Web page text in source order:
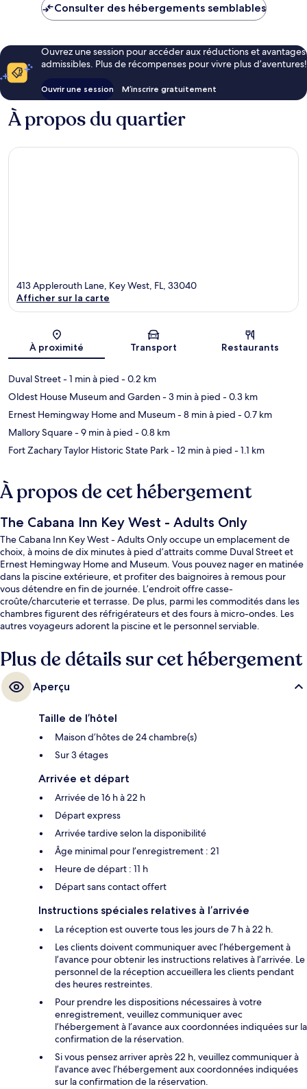
Consulter des hébergements semblables
Ouvrez une session pour accéder aux réductions et avantages
admissibles. Plus de récompenses pour vivre plus d’aventures!
Ouvrir une session M’inscrire gratuitement
À propos du quartier
Carte
413 Applerouth Lane, Key West, FL, 33040
Afficher sur la carte
À proximité Transport Restaurants
Duval Street- 1 min à pied - 0.2 km
Oldest House Museum and Garden- 3 min à pied - 0.3 km
Ernest Hemingway Home and Museum- 8 min à pied - 0.7 km
Mallory Square- 9 min à pied - 0.8 km
Fort Zachary Taylor Historic State Park- 12 min à pied - 1.1 km
À propos de cet hébergement
The Cabana Inn Key West - Adults Only
The Cabana Inn Key West - Adults Only occupe un emplacement de
choix, à moins de dix minutes à pied d’attraits comme Duval Street et
Ernest Hemingway Home and Museum. Vous pouvez nager en matinée
dans la piscine extérieure, et profiter des baignoires à remous pour
vous détendre en fin de journée. L’endroit offre casse-
croûte/charcuterie et terrasse. De plus, parmi les commodités dans les
chambres figurent des réfrigérateurs et des fours à micro-ondes. Les
autres voyageurs adorent la piscine et le personnel serviable.
Plus de détails sur cet hébergement
Aperçu
Taille de l’hôtel
Maison d’hôtes de 24 chambre(s)
Sur 3 étages
Arrivée et départ
Arrivée de 16 h à 22 h
Départ express
Arrivée tardive selon la disponibilité
Âge minimal pour l’enregistrement : 21
Heure de départ : 11 h
Départ sans contact offert
Instructions spéciales relatives à l’arrivée
La réception est ouverte tous les jours de 7 h à 22 h.
Les clients doivent communiquer avec l’hébergement à
l’avance pour obtenir les instructions relatives à l’arrivée. Le
personnel de la réception accueillera les clients pendant
des heures restreintes.
Pour prendre les dispositions nécessaires à votre
enregistrement, veuillez communiquer avec
l’hébergement à l’avance aux coordonnées indiquées sur la
confirmation de la réservation.
Si vous pensez arriver après 22 h, veuillez communiquer à
l’avance avec l’hébergement aux coordonnées indiquées
sur la confirmation de la réservation.